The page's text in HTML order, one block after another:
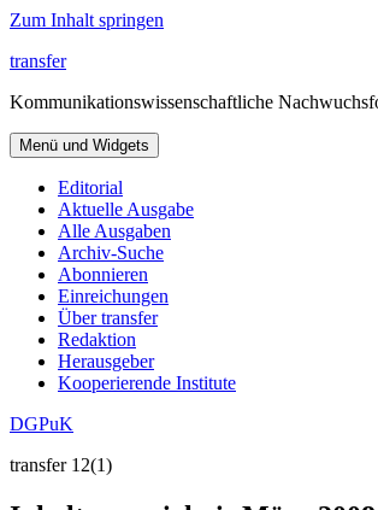
Zum Inhalt springen
transfer
Kommunikationswissenschaftliche
Menü und Widgets
Editorial
Aktuelle Ausgabe
Alle Ausgaben
Archiv-Suche
Abonnieren
Einreichungen
Über transfer
Redaktion
Herausgeber
Kooperierende Institute
DGPuK
transfer 12(1)